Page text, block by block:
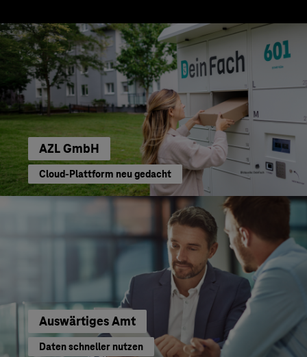
AZL GmbH
Cloud-Plattform neu gedacht
Auswärtiges Amt
Daten schneller nutzen